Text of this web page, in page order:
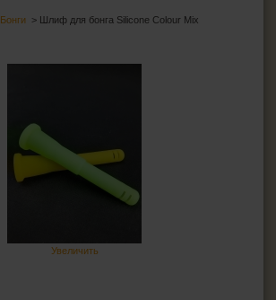
Бонги > Шлиф для бонга Silicone Colour Mix
Увеличить
ПЕПЕЛЬНИЦЫ
HEADSHOP (ХЭДШОП)